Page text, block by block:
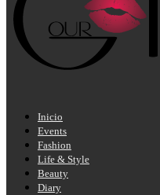
Inicio
Events
Fashion
Life & Style
Beauty
Diary